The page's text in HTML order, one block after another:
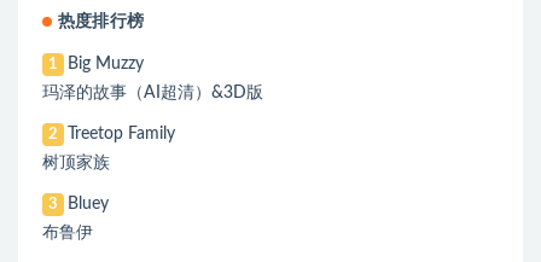
热度排行榜
1
Big Muzzy
玛泽的故事（AI超清）&3D版
2
Treetop Family
树顶家族
3
Bluey
布鲁伊